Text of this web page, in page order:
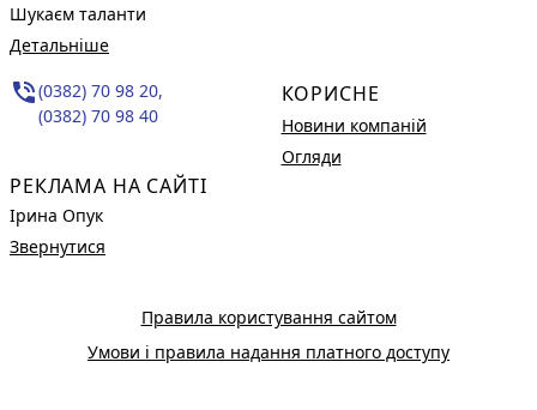
Шукаєм таланти
Детальніше
phone_in_talk(0382) 70 98 20,
(0382) 70 98 40
РЕКЛАМА НА САЙТІ
Ірина Опук
Звернутися
КОРИСНЕ
Новини компаній
Огляди
Правила користування сайтом
Умови і правила надання платного доступу